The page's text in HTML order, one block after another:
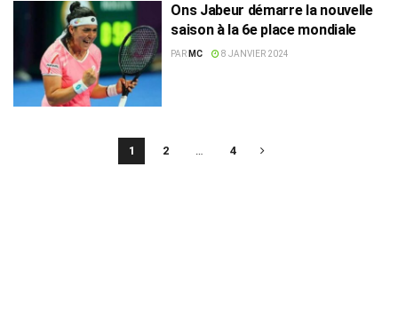
Ons Jabeur démarre la nouvelle
saison à la 6e place mondiale
PAR MC 8 JANVIER 2024
1 2 … 4